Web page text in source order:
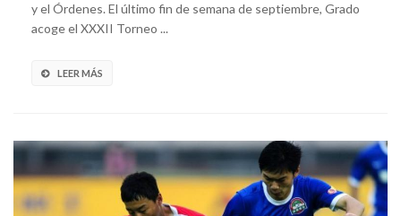
y el Órdenes. El último fin de semana de septiembre, Grado
acoge el XXXII Torneo ...
LEER MÁS